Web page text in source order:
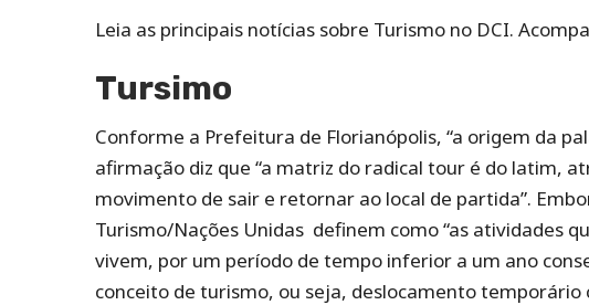
Leia as principais notícias sobre Turismo no DCI.
Tursimo
Conforme a Prefeitura de Florianópolis, “a origem da
afirmação diz que “a matriz do radical tour é do latim,
movimento de sair e retornar ao local de partida”.
Turismo/Nações Unidas definem como “as atividades
vivem, por um período de tempo inferior a um ano
conceito de turismo, ou seja, deslocamento temporário